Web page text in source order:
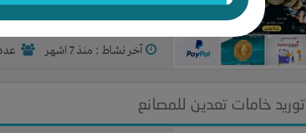
يحتاج إلي :رأس المال
آخر نشاط : منذ 7 اشهر عدد
توريد خامات تعدين للمصانع